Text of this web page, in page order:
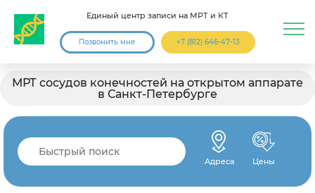
Единый центр записи на МРТ и КТ
Позвонить мне +7 (812) 646-47-13
МРТ сосудов конечностей на открытом аппарате
в Санкт-Петербурге
Адреса Цены